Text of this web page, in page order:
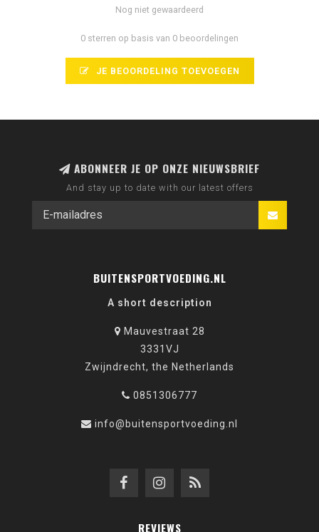
Nog niet gewaardeerd
0 sterren op basis van 0 beoordelingen
JE BEOORDELING TOEVOEGEN
ABONNEER JE OP ONZE NIEUWSBRIEF
And stay up to date with our latest offers
BUITENSPORTVOEDING.NL
A short description
Mauvestraat 28
3331VJ
Zwijndrecht, the Netherlands
0851306777
info@buitensportvoeding.nl
REVIEWS